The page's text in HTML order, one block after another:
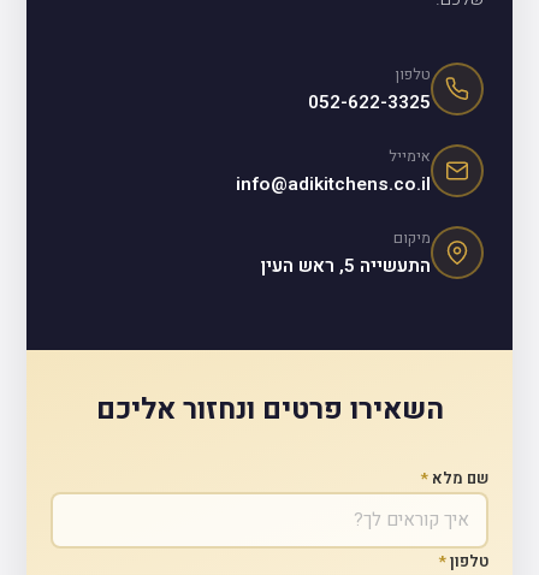
טלפון
052-622-3325
אימייל
info@adikitchens.co.il
מיקום
התעשייה 5, ראש העין
השאירו פרטים ונחזור אליכם
שם מלא*
טלפון*